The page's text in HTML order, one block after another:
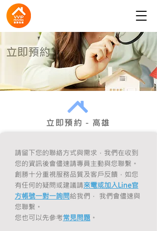
立即預約－高雄
請留下您的聯絡方式與需求，我們在收到
您的資訊後會儘速請專員主動與您聯繫。
創勝十分重視服務品質及客戶反饋，如您
有任何的疑問或建議請來電或加入Line官
方帳號一對一詢問給我們， 我們會儘速與
您聯繫。
您也可以先參考常見問題 。